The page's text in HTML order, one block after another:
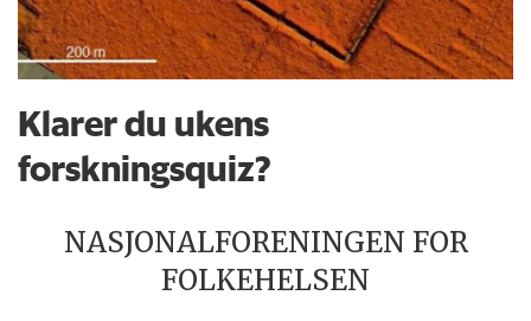
Klarer du ukens
forskningsquiz?
NASJONALFORENINGEN FOR
FOLKEHELSEN